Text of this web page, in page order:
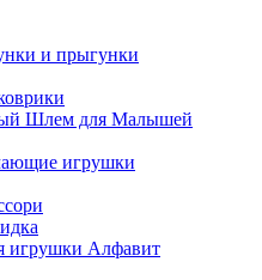
и прыгунки
Шлем для Малышей
игрушки
игрушки Алфавит